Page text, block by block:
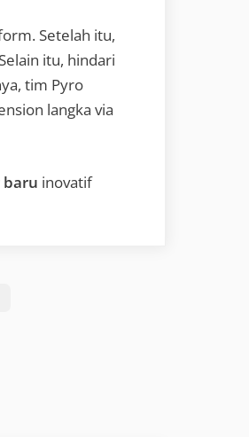
Setelah itu,
itu, hindari
tim Pyro
langka via
inovatif